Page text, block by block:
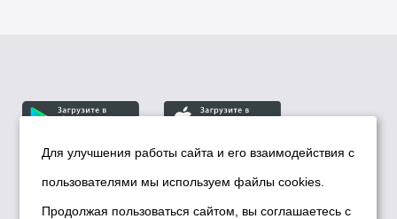
© Департамент информационной политики мэрии
города Новосибирска, 2026
Для улучшения работы сайта и его взаимодействия с
пользователями мы используем файлы cookies.
Продолжая пользоваться сайтом, вы соглашаетесь с